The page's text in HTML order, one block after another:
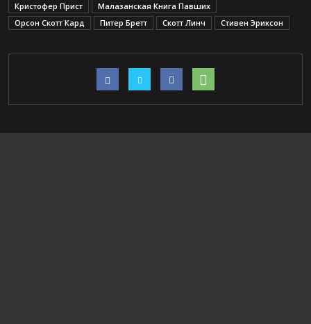
Кристофер Прист
Малазанская Книга Павших
Орсон Скотт Кард
Питер Бретт Скотт Линч Стивен Эриксон